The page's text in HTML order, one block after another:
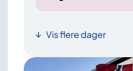
Vis flere dager